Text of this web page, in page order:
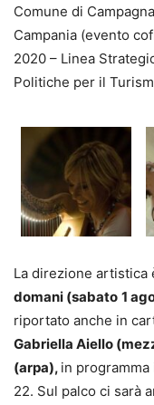
Comune di
Campania (evento
2020 – Linea
Politiche per il
La direzione artistica
domani (sabato 1
riportato anche in
Gabriella Aiello
(arpa), in
22. Sul palco ci sarà